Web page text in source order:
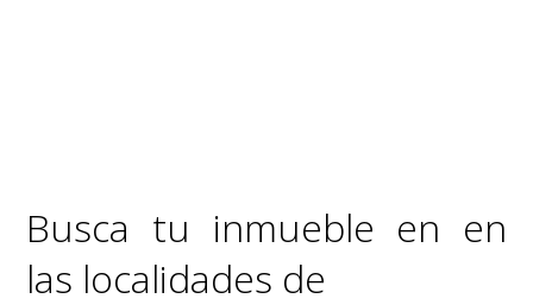
Busca tu inmueble en en
las localidades de